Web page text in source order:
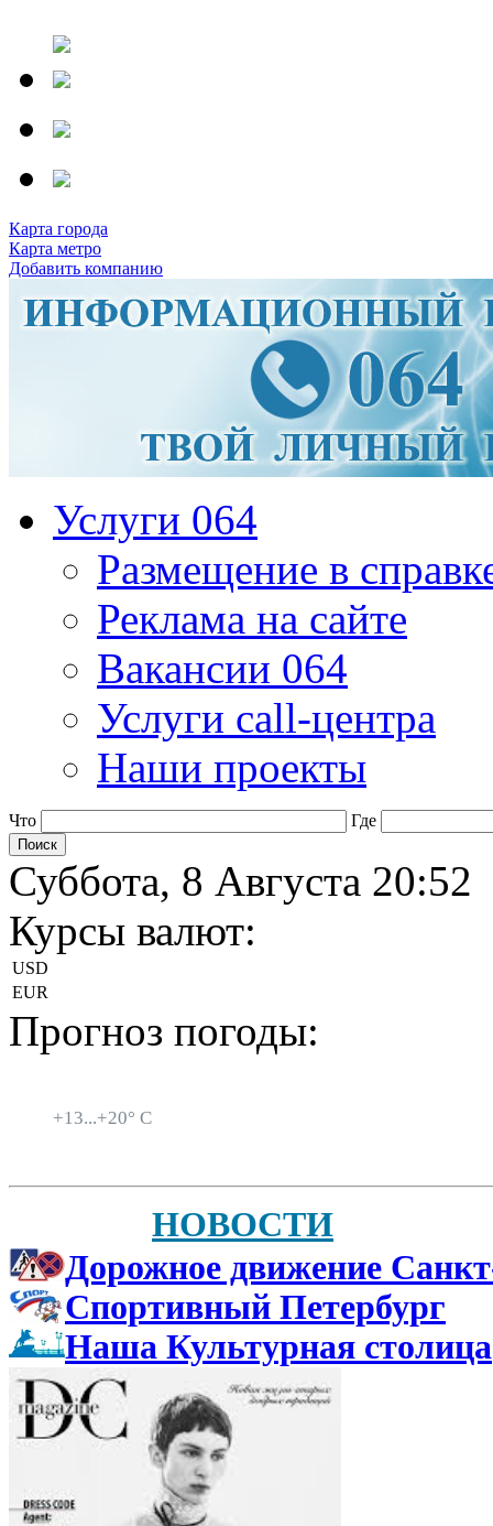
Карта города
Карта метро
Добавить компанию
Услуги 064
Размещение в
Реклама на сайте
Вакансии 064
Услуги call-центра
Наши проекты
Что Где
Суббота, 8 Августа 20:52
Курсы валют:
USD
EUR
Прогноз погоды:
+13...+20° C
НОВОСТИ
Дорожное движение
Спортивный Петербург
Наша Культурная столица